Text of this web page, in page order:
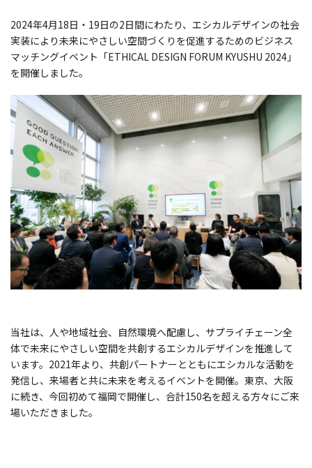
2024年4月18日・19日の2日間にわたり、エシカルデザインの社会
実装により未来にやさしい空間づくりを促進するためのビジネス
マッチングイベント「ETHICAL DESIGN FORUM KYUSHU 2024」
を開催しました。
当社は、人や地域社会、自然環境へ配慮し、サプライチェーン全
体で未来にやさしい空間を共創するエシカルデザインを推進して
います。2021年より、共創パートナーとともにエシカルな活動を
発信し、来場者と共に未来を考えるイベントを開催。東京、大阪
に続き、今回初めて福岡で開催し、合計150名を超える方々にご来
場いただきました。